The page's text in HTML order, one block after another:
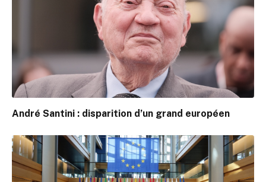
André Santini : disparition d’un grand européen